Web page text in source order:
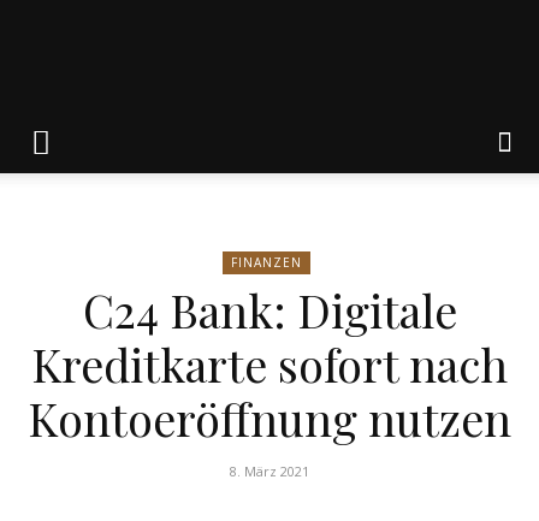
Weik
FINANZEN
C24 Bank: Digitale
Kreditkarte sofort nach
Kontoeröffnung nutzen
8. März 2021